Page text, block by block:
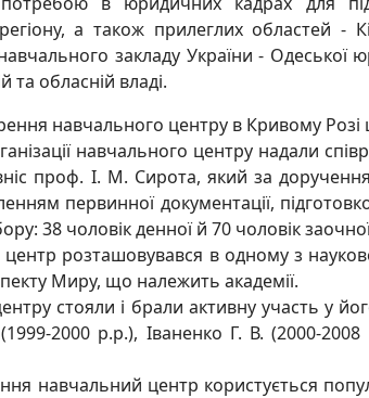
а також прилеглих областей -
закладу України - Одеської
та обласній владі.
навчального центру в Кривому Розі
навчального центру надали
проф. І. М. Сирота, який за
первинної документації,
38 чоловік денної й 70 чоловік
розташовувався в одному з
Миру, що належить академії.
стояли і брали активну участь у
2000 р.р.), Іваненко Г. В. (2000-
навчальний центр користується